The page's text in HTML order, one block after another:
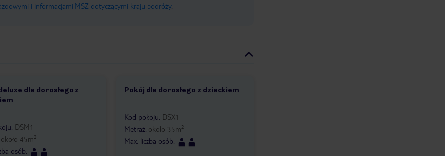
i informacjami MSZ dotyczącymi kraju podróży.
dla dorosłego z
: DSM1
około 45m2
osób:
Pokój dla dorosłego z dzieckiem
1 / 2
Kod pokoju: DSX1
Metraż: około 35m2
Max. liczba osób: